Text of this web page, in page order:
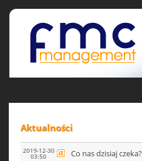
Aktualności
2019-12-30
03:50 Co nas dzisiaj czeka?